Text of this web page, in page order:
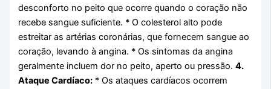
desconforto no peito que ocorre quando o coração não
recebe sangue suficiente. * O colesterol alto pode
estreitar as artérias coronárias, que fornecem sangue ao
coração, levando à angina. * Os sintomas da angina
geralmente incluem dor no peito, aperto ou pressão.4.
Ataque Cardíaco: * Os ataques cardíacos ocorrem